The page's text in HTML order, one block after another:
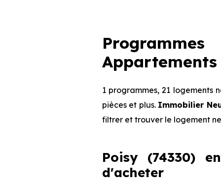
Appartements
1 programmes, 21 logements
pièces et plus. Immobilier
filtrer et trouver le logement
Poisy (74330)
d'acheter